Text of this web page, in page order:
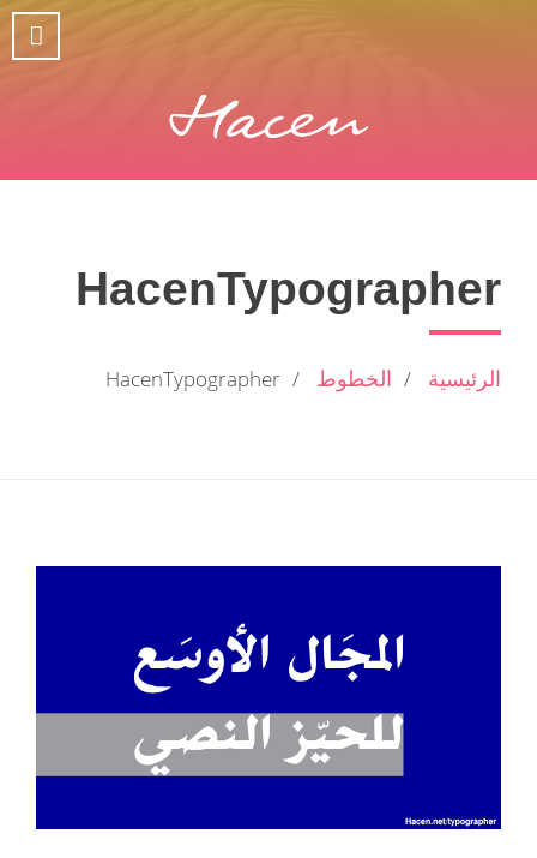
HacenTypographer
الرئيسية الخطوط HacenTypographer